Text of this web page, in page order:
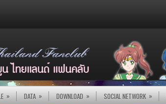
» DATA » DOWNLOAD » SOCIAL NETWORK »